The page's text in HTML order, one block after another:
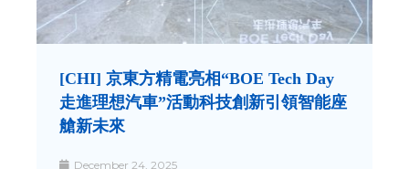
[CHI] 京東方精電亮相“BOE Tech Day
走進理想汽車”活動科技創新引領智能座
艙新未來
December 24, 2025